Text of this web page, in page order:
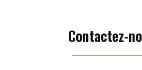
Contactez-